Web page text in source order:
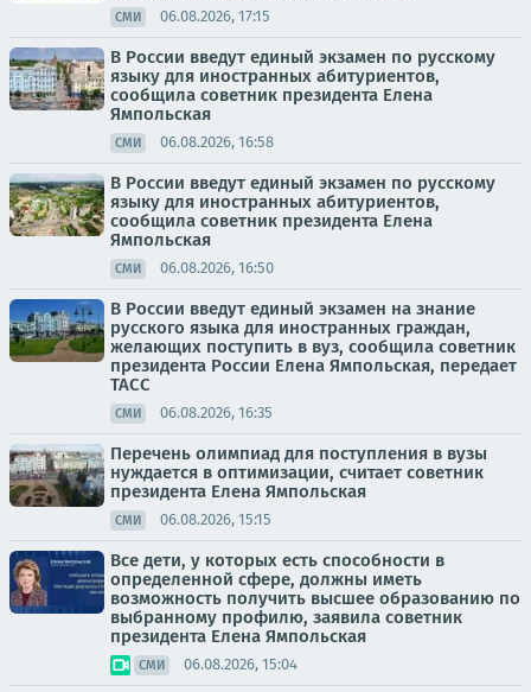
СМИ 06.08.2026, 17:15
В России введут единый экзамен по русскому
языку для иностранных абитуриентов,
сообщила советник президента Елена
Ямпольская
СМИ 06.08.2026, 16:58
В России введут единый экзамен по русскому
языку для иностранных абитуриентов,
сообщила советник президента Елена
Ямпольская
СМИ 06.08.2026, 16:50
В России введут единый экзамен на знание
русского языка для иностранных граждан,
желающих поступить в вуз, сообщила советник
президента России Елена Ямпольская, передает
ТАСС
СМИ 06.08.2026, 16:35
Перечень олимпиад для поступления в вузы
нуждается в оптимизации, считает советник
президента Елена Ямпольская
СМИ 06.08.2026, 15:15
Все дети, у которых есть способности в
определенной сфере, должны иметь
возможность получить высшее образованию по
выбранному профилю, заявила советник
президента Елена Ямпольская
СМИ 06.08.2026, 15:04